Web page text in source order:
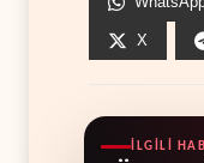
X
İLGILI